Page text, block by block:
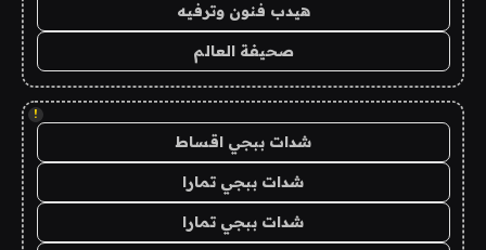
هيدب فنون وترفيه
صحيفة العالم
!
شدات ببجي اقساط
شدات ببجي تمارا
شدات ببجي تمارا